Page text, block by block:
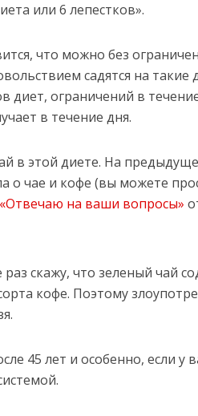
или 6 лепестков».
что можно без
садятся на
диет, ограничений в
в течение дня.
в этой диете. На
о чае и кофе (вы можете
«Отвечаю на ваши вопросы»
скажу, что зеленый чай
кофе. Поэтому
45 лет и особенно, если у